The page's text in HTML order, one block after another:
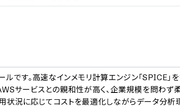
す。高速なインメモリ計算エンジン「SPICE」
サービスとの親和性が高く、企業規模を問わず
状況に応じてコストを最適化しながらデータ分析